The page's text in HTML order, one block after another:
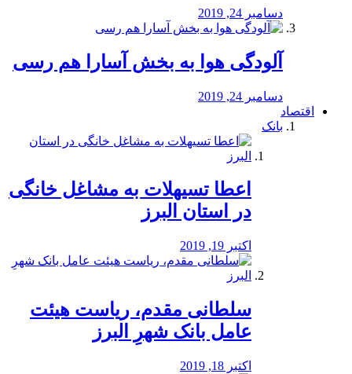
دسامبر 24, 2019
آلودگی هوا به بخش آسارا هم رسی
دسامبر 24, 2019
اقتصاد
بانک
️اعطا تسیهلات به مشاغل خانگی
در استان البرز
اکتبر 19, 2019
سلطانی مقدم، ریاست هیئت
عامل بانک شهرِ البرز
اکتبر 18, 2019